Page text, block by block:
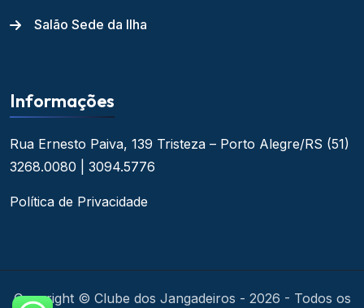
Salão Sede da Ilha
Informações
Rua Ernesto Paiva, 139 Tristeza – Porto Alegre/RS (51)
3268.0080 | 3094.5776
Política de Privacidade
Copyright © Clube dos Jangadeiros - 2026 - Todos os